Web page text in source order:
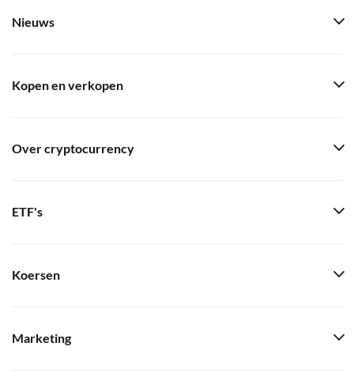
Nieuws
Kopen en verkopen
Over cryptocurrency
ETF's
Koersen
Marketing